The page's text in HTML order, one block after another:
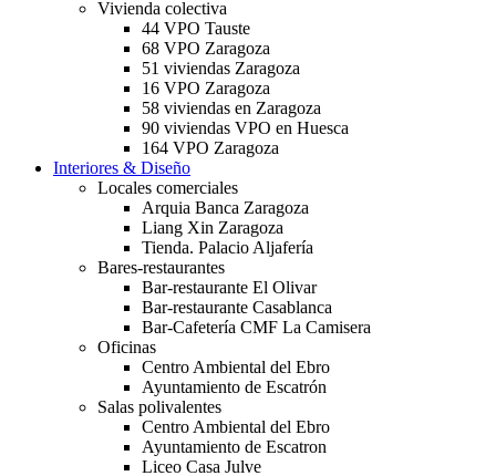
Vivienda colectiva
44 VPO Tauste
68 VPO Zaragoza
51 viviendas Zaragoza
16 VPO Zaragoza
58 viviendas en Zaragoza
90 viviendas VPO en Huesca
164 VPO Zaragoza
Interiores & Diseño
Locales comerciales
Arquia Banca Zaragoza
Liang Xin Zaragoza
Tienda. Palacio Aljafería
Bares-restaurantes
Bar-restaurante El Olivar
Bar-restaurante Casablanca
Bar-Cafetería CMF La Camisera
Oficinas
Centro Ambiental del Ebro
Ayuntamiento de Escatrón
Salas polivalentes
Centro Ambiental del Ebro
Ayuntamiento de Escatron
Liceo Casa Julve